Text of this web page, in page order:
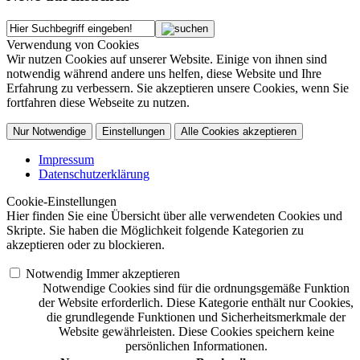
Verwendung von Cookies
Wir nutzen Cookies auf unserer Website. Einige von ihnen sind
notwendig während andere uns helfen, diese Website und Ihre
Erfahrung zu verbessern. Sie akzeptieren unsere Cookies, wenn Sie
fortfahren diese Webseite zu nutzen.
Nur Notwendige Einstellungen Alle Cookies akzeptieren
Impressum
Datenschutzerklärung
Cookie-Einstellungen
Hier finden Sie eine Übersicht über alle verwendeten Cookies und
Skripte. Sie haben die Möglichkeit folgende Kategorien zu
akzeptieren oder zu blockieren.
Notwendig Immer akzeptieren
Notwendige Cookies sind für die ordnungsgemäße Funktion
der Website erforderlich. Diese Kategorie enthält nur Cookies,
die grundlegende Funktionen und Sicherheitsmerkmale der
Website gewährleisten. Diese Cookies speichern keine
persönlichen Informationen.